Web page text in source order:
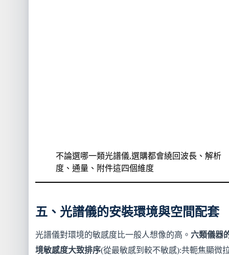
不論選哪一類光譜儀,選購都會繞回波長、解析
度、通量、附件這四個維度
五、光譜儀的安裝環境與空間配套
光譜儀對環境的敏感度比一般人想像的高。 六類儀器
境敏感度大致排序(從最敏感到較不敏感):共軛焦顯微